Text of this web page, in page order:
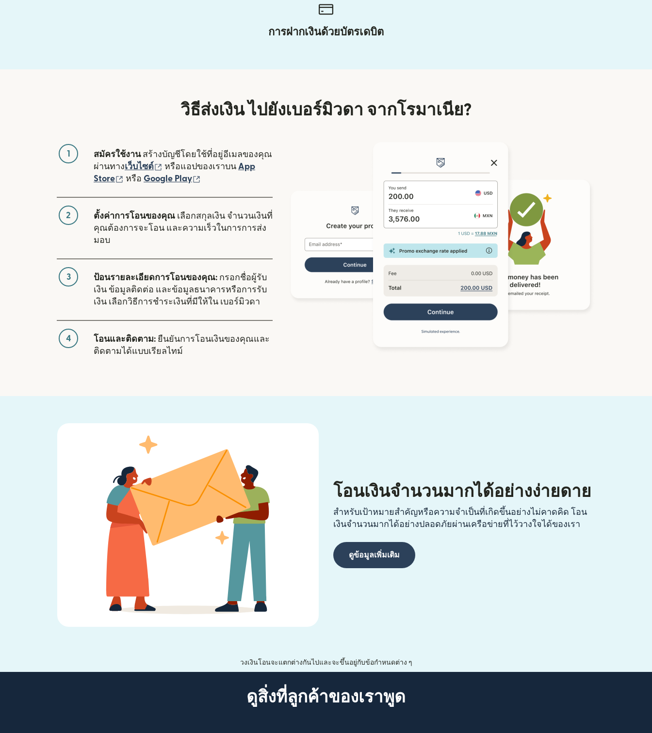
การฝากเงินด้วยบัตรเดบิต
วิธีส่งเงิน ไปยังเบอร์มิวดา จากโรมาเนีย?
1 สมัครใช้งานสร้างบัญชีโดยใช้ที่อยู่อีเมลของคุณ
ผ่านทางเว็บไซต์ (เปิดในหน้าต่างใหม่)
หรือแอปของเราบน App
Store
(เปิดในหน้าต่างใหม่)
หรือ Google Play
2 ตั้งค่าการโอนของคุณ เลือกสกุลเงิน จำนวนเงินที่
คุณต้องการจะโอน และความเร็วในการการส่ง
มอบ
3 ป้อนรายละเอียดการโอนของคุณ: กรอกชื่อผู้รับ
เงิน ข้อมูลติดต่อ และข้อมูลธนาคารหรือการรับ
เงิน เลือกวิธีการชำระเงินที่มีให้ใน เบอร์มิวดา
4 โอนและติดตาม: ยืนยันการโอนเงินของคุณและ
ติดตามได้แบบเรียลไทม์
โอนเงินจำนวนมากได้อย่างง่ายดาย
สำหรับเป้าหมายสำคัญหรือความจำเป็นที่เกิดขึ้นอย่างไม่คาดคิด โอน
เงินจำนวนมากได้อย่างปลอดภัยผ่านเครือข่ายที่ไว้วางใจได้ของเรา
ดูข้อมูลเพิ่มเติม
วงเงินโอนจะแตกต่างกันไปและจะขึ้นอยู่กับข้อกำหนดต่าง ๆ
ดูสิ่งที่ลูกค้าของเราพูด